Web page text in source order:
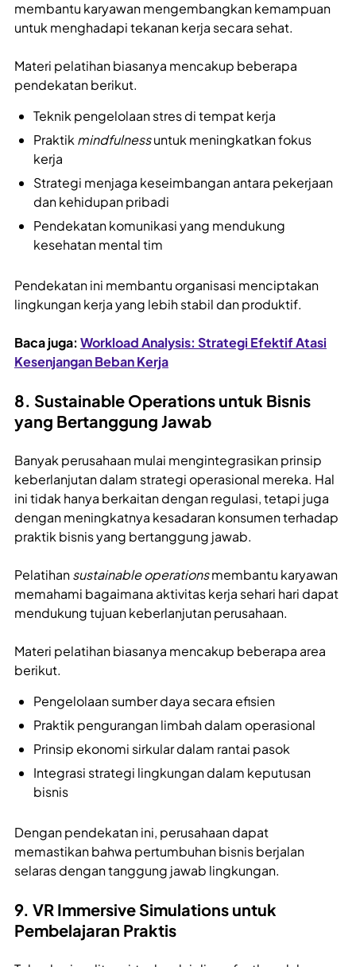
membantu karyawan mengembangkan kemampuan
untuk menghadapi tekanan kerja secara sehat.
Materi pelatihan biasanya mencakup beberapa
pendekatan berikut.
Teknik pengelolaan stres di tempat kerja
Praktik mindfulnessuntuk meningkatkan fokus
kerja
Strategi menjaga keseimbangan antara pekerjaan
dan kehidupan pribadi
Pendekatan komunikasi yang mendukung
kesehatan mental tim
Pendekatan ini membantu organisasi menciptakan
lingkungan kerja yang lebih stabil dan produktif.
Baca juga: Workload Analysis: Strategi Efektif Atasi
Kesenjangan Beban Kerja
8. Sustainable Operations untuk Bisnis
yang Bertanggung Jawab
Banyak perusahaan mulai mengintegrasikan prinsip
keberlanjutan dalam strategi operasional mereka. Hal
ini tidak hanya berkaitan dengan regulasi, tetapi juga
dengan meningkatnya kesadaran konsumen terhadap
praktik bisnis yang bertanggung jawab.
Pelatihansustainable operationsmembantu karyawan
memahami bagaimana aktivitas kerja sehari hari dapat
mendukung tujuan keberlanjutan perusahaan.
Materi pelatihan biasanya mencakup beberapa area
berikut.
Pengelolaan sumber daya secara efisien
Praktik pengurangan limbah dalam operasional
Prinsip ekonomi sirkular dalam rantai pasok
Integrasi strategi lingkungan dalam keputusan
bisnis
Dengan pendekatan ini, perusahaan dapat
memastikan bahwa pertumbuhan bisnis berjalan
selaras dengan tanggung jawab lingkungan.
9. VR Immersive Simulations untuk
Pembelajaran Praktis